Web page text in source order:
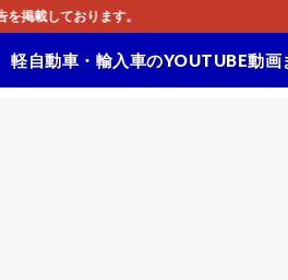
軽自動車・輸入車のYOUTUBE動画